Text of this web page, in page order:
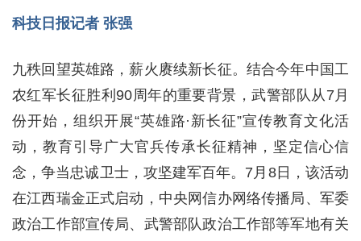
科技日报记者 张强
九秩回望英雄路，薪火赓续新长征。结合今年中国工
农红军长征胜利90周年的重要背景，武警部队从7月
份开始，组织开展“英雄路·新长征”宣传教育文化活
动，教育引导广大官兵传承长征精神，坚定信心信
念，争当忠诚卫士，攻坚建军百年。7月8日，该活动
在江西瑞金正式启动，中央网信办网络传播局、军委
政治工作部宣传局、武警部队政治工作部等军地有关